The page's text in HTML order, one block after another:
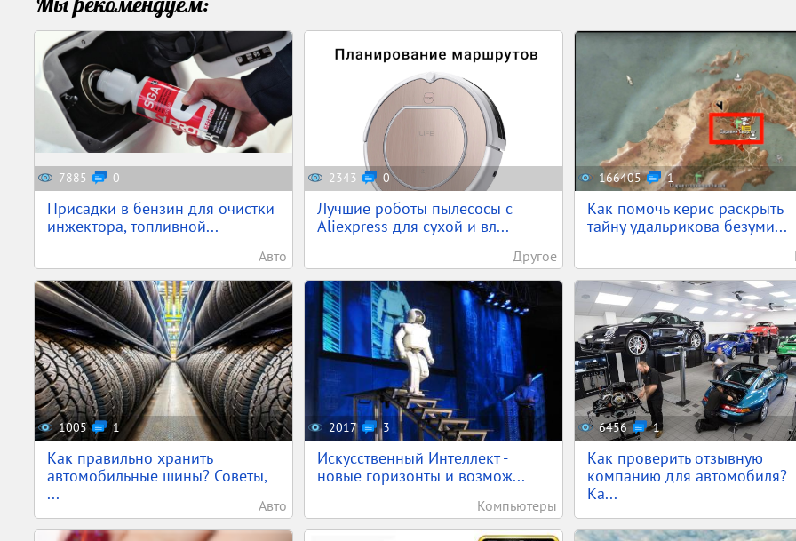
7885 0
Присадки в бензин для очистки
инжектора, топливной...
Авто
2343 0
Лучшие роботы пылесосы с
Aliexpress для сухой и вл...
Другое
166405 1
Как помочь керис раскрыть
тайну удальрикова безуми...
1005 1
Как правильно хранить
автомобильные шины? Советы,
...
Авто
2017 3
Искусственный Интеллект -
новые горизонты и возмож...
Компьютеры
6456 1
Как проверить отзывную
компанию для автомобиля?
Ка...